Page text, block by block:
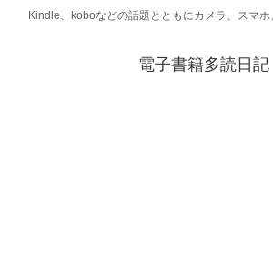
Kindle、koboなどの話題とともにカメラ、スマホ
電子書籍多読日記